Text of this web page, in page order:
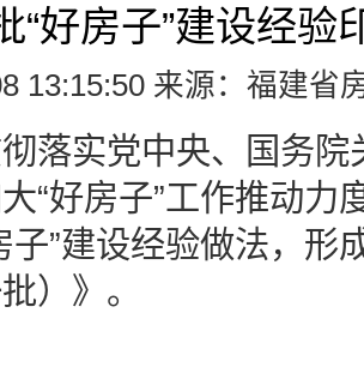
“好房子”建设经验
13:15:50 来源：福建省
落实党中央、国务院
“好房子”工作推动力
子”建设经验做法，形
）》。